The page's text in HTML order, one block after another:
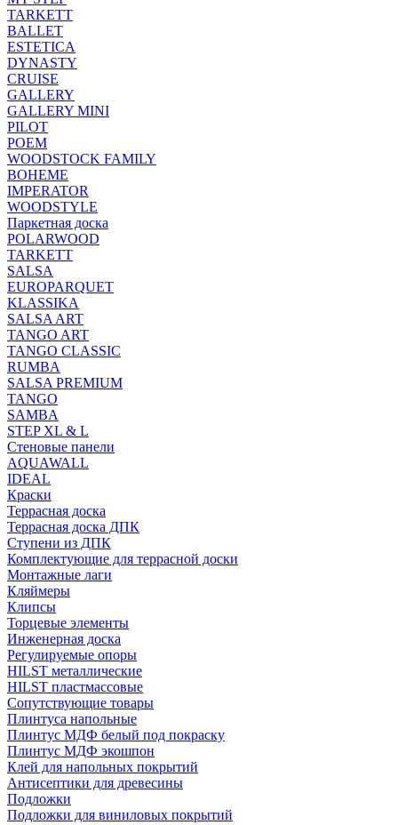
TARKETT
BALLET
ESTETICA
DYNASTY
CRUISE
GALLERY
GALLERY MINI
PILOT
POEM
WOODSTOCK FAMILY
BOHEME
IMPERATOR
WOODSTYLE
Паркетная доска
POLARWOOD
TARKETT
SALSA
EUROPARQUET
KLASSIKA
SALSA ART
TANGO ART
TANGO CLASSIC
RUMBA
SALSA PREMIUM
TANGO
SAMBA
STEP XL & L
Стеновые панели
AQUAWALL
IDEAL
Краски
Террасная доска
Террасная доска ДПК
Ступени из ДПК
Комплектующие для террасной доски
Монтажные лаги
Кляймеры
Клипсы
Торцевые элементы
Инженерная доска
Регулируемые опоры
HILST металлические
HILST пластмассовые
Сопутствующие товары
Плинтуса напольные
Плинтус МДФ белый под покраску
Плинтус МДФ экошпон
Клей для напольных покрытий
Антисептики для древесины
Подложки
Подложки для виниловых покрытий